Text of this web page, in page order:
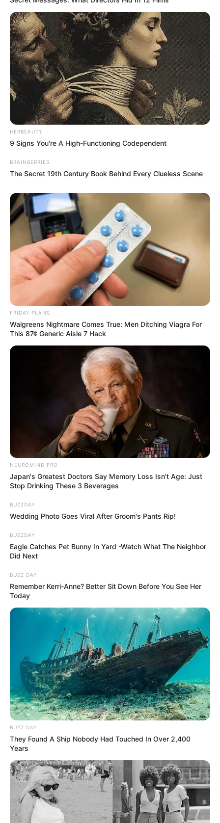
HERBEAUTY
9 Signs You're A High-Functioning Codependent
BRAINBERRIES
The Secret 19th Century Book Behind Every Clueless Scene
FRIDAY PLANS
Walgreens Nightmare Comes True: Men Ditching Viagra For
This 87¢ Generic Aisle 7 Hack
NEUROMIND PRO
Japan's Greatest Doctors Say Memory Loss Isn't Age: Just
Stop Drinking These 3 Beverages
BUZZDAY
Wedding Photo Goes Viral After Groom's Pants Rip!
BUZZDAY
Eagle Catches Pet Bunny In Yard -Watch What The Neighbor
Did Next
BUZZ DAY
Remember Kerri-Anne? Better Sit Down Before You See Her
Today
BUZZ DAY
They Found A Ship Nobody Had Touched In Over 2,400
Years